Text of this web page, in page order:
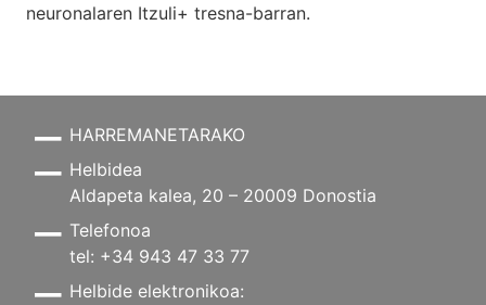
neuronalaren Itzuli+ tresna-barran.
HARREMANETARAKO
Helbidea
Aldapeta kalea, 20 – 20009 Donostia
Telefonoa
tel: +34 943 47 33 77
Helbide elektronikoa: